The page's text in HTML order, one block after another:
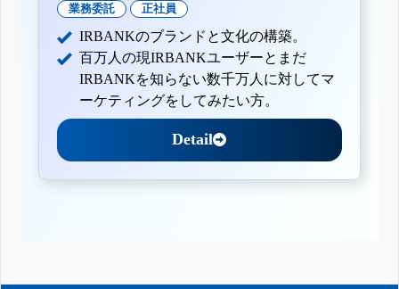
業務委託 正社員
IRBANKのブランドと文化の構築。
百万人の現IRBANKユーザーとまだ
IRBANKを知らない数千万人に対してマ
ーケティングをしてみたい方。
Detail